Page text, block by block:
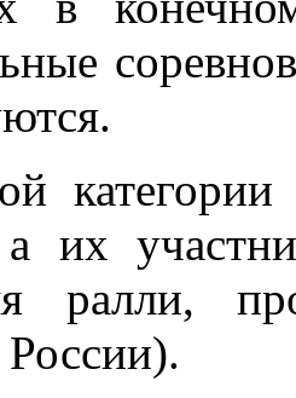
а их
ралли,